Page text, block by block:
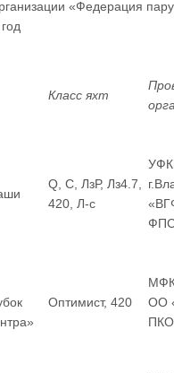
«Федерация
Класс яхт
Q, С, ЛзР, Лз4.7,
420, Л-с
Оптимист, 420
ОО